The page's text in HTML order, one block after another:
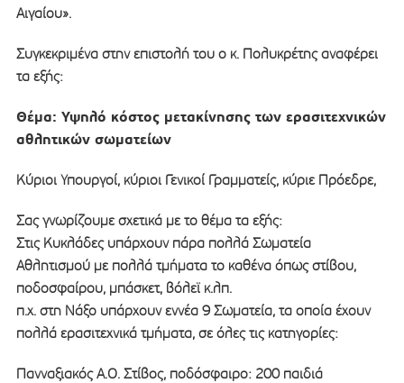
Αιγαίου».
Συγκεκριμένα στην επιστολή του ο κ. Πολυκρέτης αναφέρει
τα εξής:
Θέμα: Υψηλό κόστος μετακίνησης των ερασιτεχνικών
αθλητικών σωματείων
Κύριοι Υπουργοί, κύριοι Γενικοί Γραμματείς, κύριε Πρόεδρε,
Σας γνωρίζουμε σχετικά με το θέμα τα εξής:
Στις Κυκλάδες υπάρχουν πάρα πολλά Σωματεία
Αθλητισμού με πολλά τμήματα το καθένα όπως στίβου,
ποδοσφαίρου, μπάσκετ, βόλεϊ κ.λπ.
π.χ. στη Νάξο υπάρχουν εννέα 9 Σωματεία, τα οποία έχουν
πολλά ερασιτεχνικά τμήματα, σε όλες τις κατηγορίες:
Πανναξιακός Α.Ο. Στίβος, ποδόσφαιρο: 200 παιδιά